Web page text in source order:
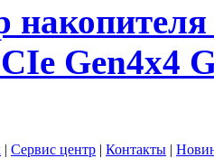
Gen4х4
| Сервис центр | Контакты |